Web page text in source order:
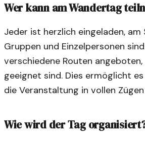
Wer kann am Wandertag
Jeder ist herzlich eingeladen,
Gruppen und Einzelpersonen
verschiedene Routen
geeignet sind. Dies ermöglicht
die Veranstaltung in vollen
Wie wird der Tag